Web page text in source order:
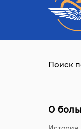
Поиск
О